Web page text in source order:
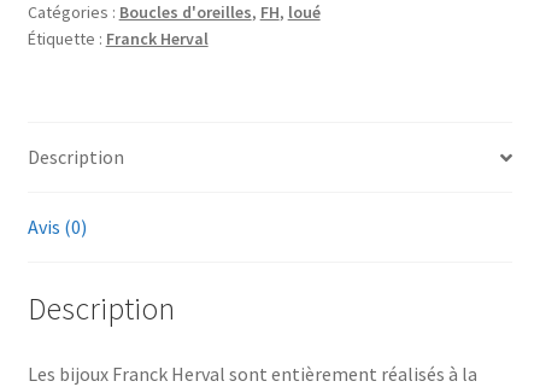
Catégories : Boucles d'oreilles, FH, loué
Étiquette : Franck Herval
Description
Avis (0)
Description
Les bijoux Franck Herval sont entièrement réalisés à la